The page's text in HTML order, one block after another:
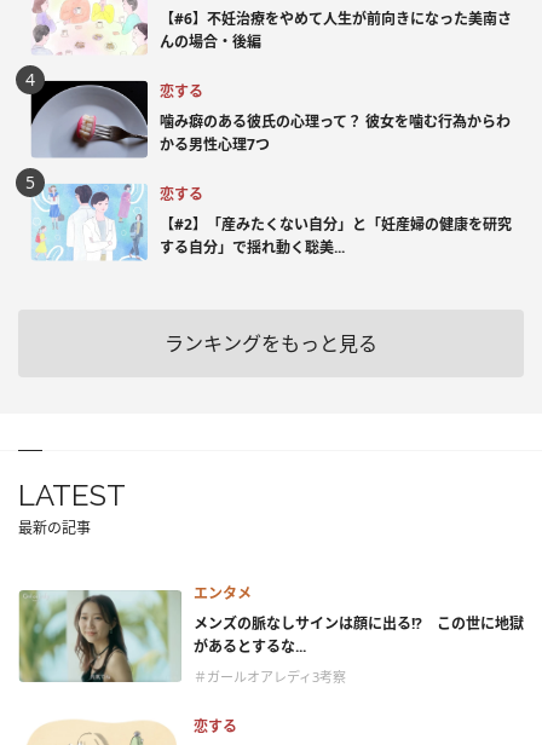
【#6】不妊治療をやめて人生が前向きになった美南さ
んの場合・後編
恋する
噛み癖のある彼氏の心理って？ 彼女を噛む行為からわ
かる男性心理7つ
恋する
【#2】「産みたくない自分」と「妊産婦の健康を研究
する自分」で揺れ動く聡美...
ランキングをもっと見る
LATEST
最新の記事
エンタメ
メンズの脈なしサインは顔に出る!? この世に地獄
があるとするな...
＃ガールオアレディ3考察
恋する